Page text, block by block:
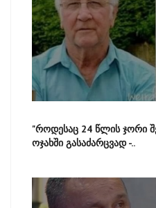
"როდესაც 24 წლის ჯორი
ოჯახში გასაძარცვად -..